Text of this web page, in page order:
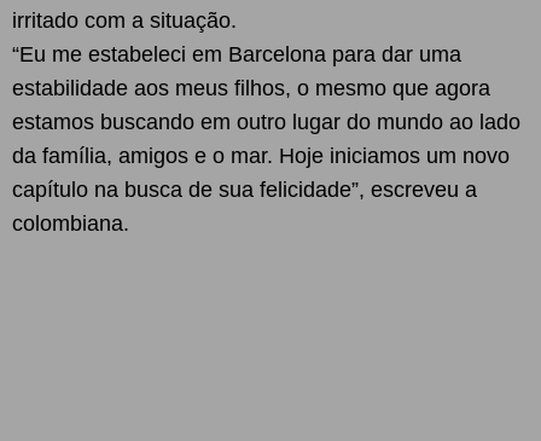
irritado com a situação.
“Eu me estabeleci em Barcelona para dar uma
estabilidade aos meus filhos, o mesmo que agora
estamos buscando em outro lugar do mundo ao lado
da família, amigos e o mar. Hoje iniciamos um novo
capítulo na busca de sua felicidade”, escreveu a
colombiana.